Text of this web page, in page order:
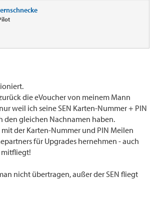
die eVoucher von meinem Mann
weil ich seine SEN Karten-Nummer + PIN
den gleichen Nachnamen haben.
der Karten-Nummer und PIN Meilen
für Upgrades hernehmen - auch
nicht übertragen, außer der SEN fliegt